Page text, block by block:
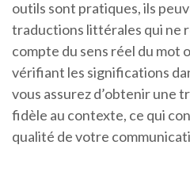
outils sont pratiques, ils
traductions littérales qui ne
compte du sens réel du mot
vérifiant les significations
vous assurez d’obtenir une
fidèle au contexte, ce qui
qualité de votre